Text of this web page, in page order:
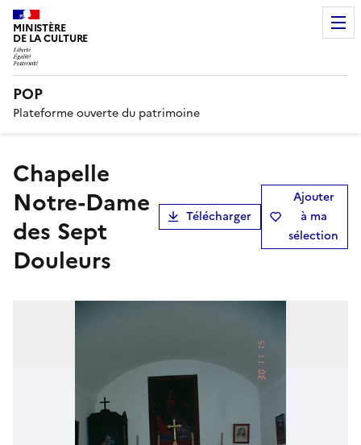
MINISTÈRE
DE LA CULTURE
POP
Plateforme ouverte du patrimoine
chapelle
Notre-Dame
des Sept
Douleurs
Télécharger
Ajouter
à ma
sélection